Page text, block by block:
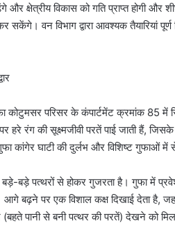
क्षेत्रीय विकास को गति प्राप्त होगी और
सकेंगे। वन विभाग द्वारा आवश्यक तैयारियां
कोटुमसर परिसर के कंपार्टमेंट क्रमांक 85 में
रंग की सूक्ष्मजीवी परतें पाई जाती हैं,
कांगेर घाटी की दुर्लभ और विशिष्ट गुफाओं में
बड़े पत्थरों से होकर गुजरता है। गुफा में
आगे बढ़ने पर एक विशाल कक्ष दिखाई देता है,
पानी से बनी पत्थर की परतें) देखने को